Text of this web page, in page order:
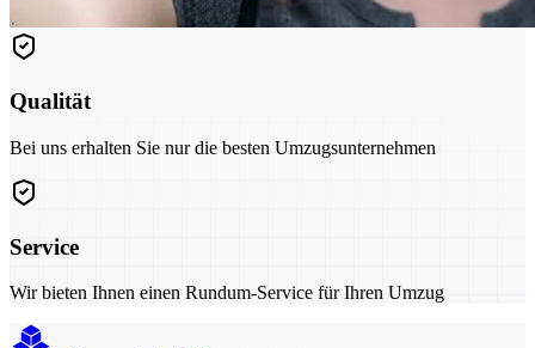
Qualität
Bei uns erhalten Sie nur die besten Umzugsunternehmen
Service
Wir bieten Ihnen einen Rundum-Service für Ihren Umzug